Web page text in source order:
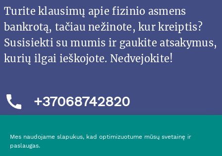
Mes naudojame slapukus, kad optimizuotume mūsų svetainę ir
paslaugas.
Turite klausimų apie fizinio asmens
bankrotą, tačiau nežinote, kur kreiptis?
Susisiekti su mumis ir gaukite atsakymus,
kurių ilgai ieškojote. Nedvejokite!
+37068742820